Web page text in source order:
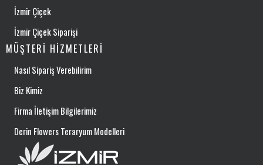
İzmir Çiçek
İzmir Çiçek Siparişi
MÜŞTERI HIZMETLERI
Nasıl Sipariş Verebilirim
Biz Kimiz
Firma İletişim Bilgilerimiz
Derin Flowers Teraryum Modelleri